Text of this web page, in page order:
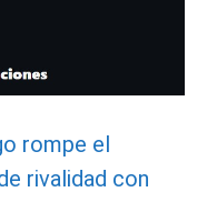
rompe el
rivalidad con